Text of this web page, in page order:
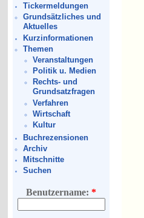
Tickermeldungen
Grundsätzliches und
Aktuelles
Kurzinformationen
Themen
Veranstaltungen
Politik u. Medien
Rechts- und
Grundsatzfragen
Verfahren
Wirtschaft
Kultur
Buchrezensionen
Archiv
Mitschnitte
Suchen
Benutzername:*